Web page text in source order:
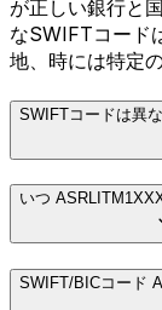
が正しい銀行と
なSWIFTコード
地、時には特定
SWIFTコードは異
いつ
SWIFT/BICコード